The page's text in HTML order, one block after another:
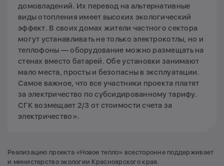
домовладений. Их перевод на альтернативные
виды отопления имеет высоких экологический
эффект. В своих домах жители частного сектора
могут устанавливать не только электрокотлы, но и
теплофоны — оборудование можно размещать на
стенах вместо батарей. Обе установки занимают
мало места, просты и безопасны в эксплуатации.
Самое важное, что все участники проекта платят
за электричество по субсидированному тарифу.
СГК возмещает 2/3 от стоимости счета за
электричество».
Реализацию проекта «Новое тепло» всесторонне поддерживает
и министерство экологии Красноярского края.